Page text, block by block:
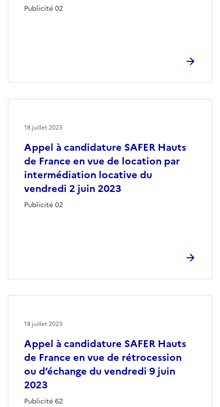
Publicité 02
Appel à candidature SAFER Hauts
de France en vue de location par
intermédiation locative du
vendredi 2 juin 2023
Publicité 02
18 juillet 2023
Appel à candidature SAFER Hauts
de France en vue de rétrocession
ou d’échange du vendredi 9 juin
2023
Publicité 62
18 juillet 2023